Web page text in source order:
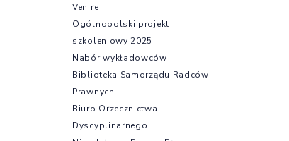
Venire
Ogólnopolski projekt
szkoleniowy 2025
Nabór wykładowców
Biblioteka Samorządu Radców
Prawnych
Biuro Orzecznictwa
Dyscyplinarnego